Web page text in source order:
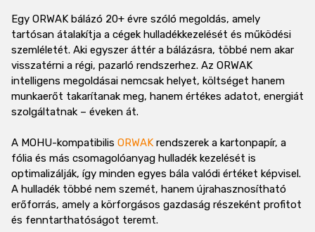
Egy ORWAK bálázó 20+ évre szóló megoldás, amely
tartósan átalakítja a cégek hulladékkezelését és működési
szemléletét. Aki egyszer áttér a bálázásra, többé nem akar
visszatérni a régi, pazarló rendszerhez. Az ORWAK
intelligens megoldásai nemcsak helyet, költséget hanem
munkaerőt takarítanak meg, hanem értékes adatot, energiát
szolgáltatnak – éveken át.
A MOHU-kompatibilis ORWAK rendszerek a kartonpapír, a
fólia és más csomagolóanyag hulladék kezelését is
optimalizálják, így minden egyes bála valódi értéket képvisel.
A hulladék többé nem szemét, hanem újrahasznosítható
erőforrás, amely a körforgásos gazdaság részeként profitot
és fenntarthatóságot teremt.